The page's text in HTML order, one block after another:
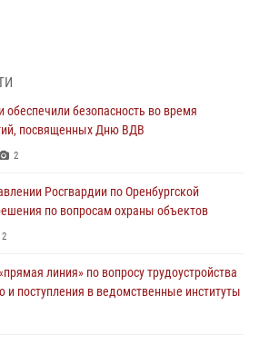
правопорядок на праздновании Дня
трагедию: спасен мужчина в тяжелой
1
области проверили готовность детских
к новому учебному году
обеспечили безопасность во время
посвященных Дню ВДВ
2
Росгвардии по Оренбургской
по вопросам охраны объектов
2
линия» по вопросу трудоустройства
и поступления в ведомственные институты